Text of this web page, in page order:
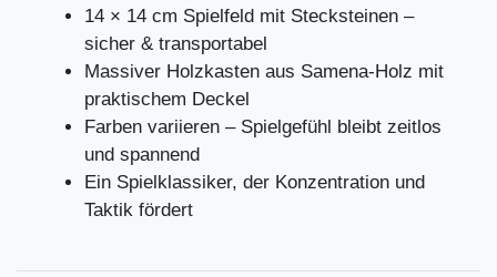
14 × 14 cm Spielfeld mit Stecksteinen –
sicher & transportabel
Massiver Holzkasten aus Samena-Holz mit
praktischem Deckel
Farben variieren – Spielgefühl bleibt zeitlos
und spannend
Ein Spielklassiker, der Konzentration und
Taktik fördert